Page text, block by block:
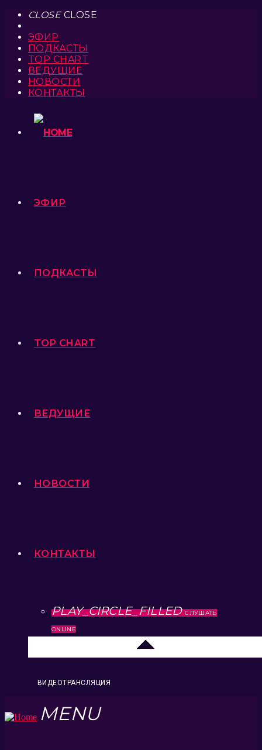
CLOSECLOSE
ЭФИР
ПОДКАСТЫ
TOP CHART
ВЕДУЩИЕ
НОВОСТИ
КОНТАКТЫ
ЭФИР
ПОДКАСТЫ
TOP CHART
ВЕДУЩИЕ
НОВОСТИ
КОНТАКТЫ
PLAY_CIRCLE_FILLED СЛУШАТЬ
ONLINE
ВИДЕОТРАНСЛЯЦИЯ
MENU